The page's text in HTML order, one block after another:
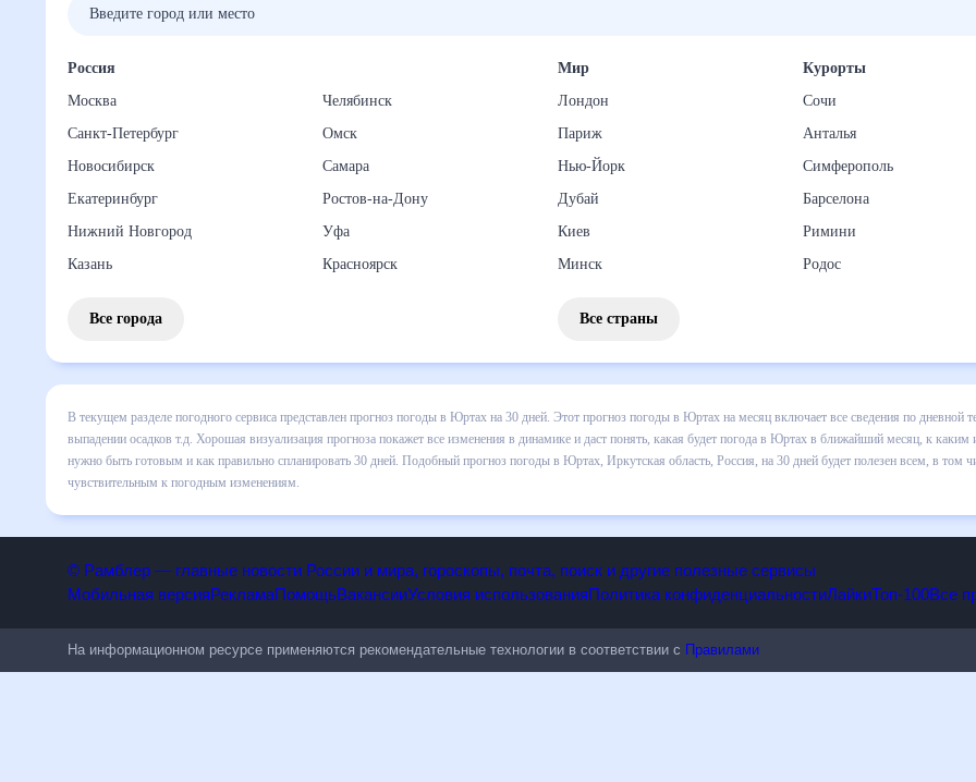
Россия
Москва
Санкт-Петербург
Новосибирск
Екатеринбург
Нижний Новгород
Казань
Челябинск
Омск
Самара
Ростов-на-Дону
Уфа
Красноярск
Все города
Мир
Лондон
Париж
Нью-Йорк
Дубай
Киев
Минск
Курорты
Сочи
Анталья
Симферополь
Барселона
Римини
Родос
Все страны
В текущем разделе погодного сервиса представлен прогноз погоды в Юртах на 30 дней. Этот прогноз погоды в Юртах на месяц
все сведения по дневной температуре , выпадении осадков т.д. Хорошая визуализация прогноза покажет все изменения в
понять, какая будет погода в Юртах в ближайший месяц, к каким изменениям нужно быть готовым и как правильно
Подобный прогноз погоды в Юртах, Иркутская область, Россия, на 30 дней будет полезен всем, в том числе людям,
© Рамблер — главные новости России и мира, гороскопы, почта, поиск и другие полезные сервисы
На информационном ресурсе применяются рекомендательные технологии в соответствии сПравилами